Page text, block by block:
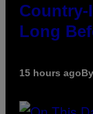
Country-
Long
15 hours agoBy